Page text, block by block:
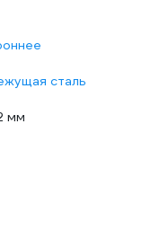
сталь
мм